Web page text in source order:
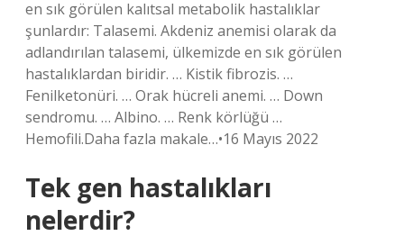
en sık görülen kalıtsal metabolik hastalıklar
şunlardır: Talasemi. Akdeniz anemisi olarak da
adlandırılan talasemi, ülkemizde en sık görülen
hastalıklardan biridir. … Kistik fibrozis. …
Fenilketonüri. … Orak hücreli anemi. … Down
sendromu. … Albino. … Renk körlüğü …
Hemofili.Daha fazla makale…•16 Mayıs 2022
Tek gen hastalıkları
nelerdir?